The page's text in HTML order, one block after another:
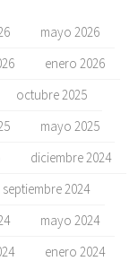
mayo 2026
enero 2026
octubre 2025
mayo 2025
diciembre 2024
septiembre 2024
mayo 2024
enero 2024